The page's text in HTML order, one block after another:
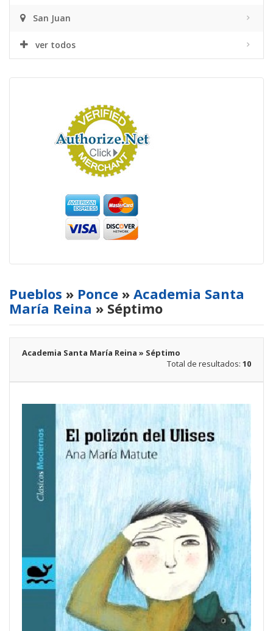
San Juan
ver todos
Pueblos » Ponce » Academia Santa
María Reina » Séptimo
Academia Santa María Reina » Séptimo
Total de resultados: 10